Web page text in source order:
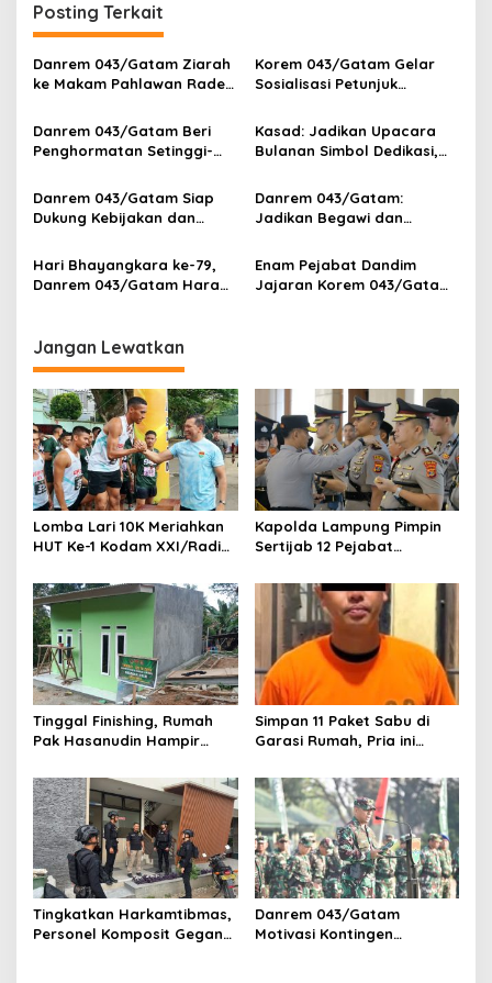
a
s
i
o
Posting Terkait
Danrem 043/Gatam Ziarah
ke Makam Pahlawan Raden
Semangat Pembentukan
Kodam Raden Inten
Korem 043/Gatam Gelar
Sosialisasi Petunjuk
Binter TNI AD
Danrem 043/Gatam Beri
Penghormatan Setinggi-
Purnawirawan
Kasad: Jadikan Upacara
Bulanan Simbol Dedikasi,
Jawab Sebagai Prajurit
Rakyat
Danrem 043/Gatam Siap
Dukung Kebijakan dan
Provinsi Lampung
Danrem 043/Gatam:
Jadikan Begawi dan
Momentum untuk
Meningkatkan Produk
UMKM yang Lebih Maju dan
Hari Bhayangkara ke-79,
Danrem 043/Gatam Harap
yang Adil dan Berkualitas
Enam Pejabat Dandim
Jajaran Korem 043/Gatam
Jangan Lewatkan
Lomba Lari 10K Meriahkan
HUT Ke-1 Kodam XXI/Radin
Kapolda Lampung Pimpin
Sertijab 12 Pejabat
Organisasi dan Pelayanan
Polri Presisi
Tinggal Finishing, Rumah
Pak Hasanudin Hampir
TMMD (TNI Manunggal
Membangun Desa)
Simpan 11 Paket Sabu di
Garasi Rumah, Pria ini
Polres Lampung Tengah
Tingkatkan Harkamtibmas,
Personel Komposit Gegana
Danrem 043/Gatam
Motivasi Kontingen